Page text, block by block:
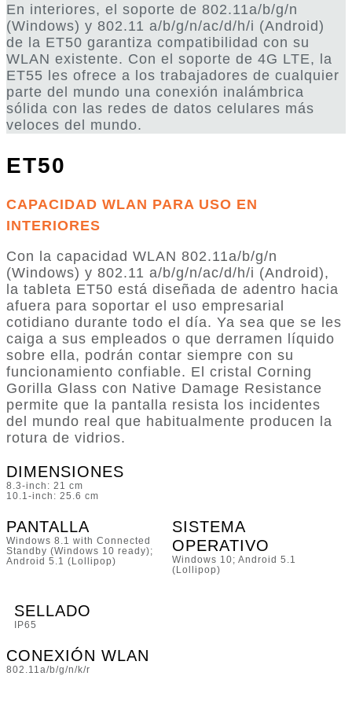
En interiores, el soporte de 802.11a/b/g/n
(Windows) y 802.11 a/b/g/n/ac/d/h/i (Android)
de la ET50 garantiza compatibilidad con su
WLAN existente. Con el soporte de 4G LTE, la
ET55 les ofrece a los trabajadores de cualquier
parte del mundo una conexión inalámbrica
sólida con las redes de datos celulares más
veloces del mundo.
ET50
CAPACIDAD WLAN PARA USO EN
INTERIORES
Con la capacidad WLAN 802.11a/b/g/n
(Windows) y 802.11 a/b/g/n/ac/d/h/i (Android),
la tableta ET50 está diseñada de adentro hacia
afuera para soportar el uso empresarial
cotidiano durante todo el día. Ya sea que se les
caiga a sus empleados o que derramen líquido
sobre ella, podrán contar siempre con su
funcionamiento confiable. El cristal Corning
Gorilla Glass con Native Damage Resistance
permite que la pantalla resista los incidentes
del mundo real que habitualmente producen la
rotura de vidrios.
DIMENSIONES
8.3-inch: 21 cm
10.1-inch: 25.6 cm
PANTALLA
Windows 8.1 with Connected
Standby (Windows 10 ready);
Android 5.1 (Lollipop)
SISTEMA
OPERATIVO
Windows 10; Android 5.1
(Lollipop)
SELLADO
IP65
CONEXIÓN WLAN
802.11a/b/g/n/k/r